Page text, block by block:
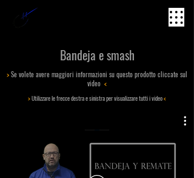
Bandeja e smash
> Se volete avere maggiori informazioni su questo prodotto cliccate sul
video <
>Utilizzare le frecce destra e sinistra per visualizzare tutti i video<